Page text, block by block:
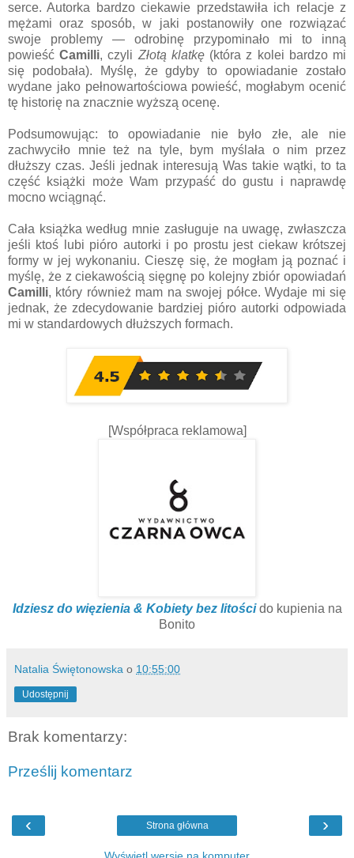
serce. Autorka bardzo ciekawie przedstawiła ich relacje z
mężami oraz sposób, w jaki postanowiły one rozwiązać
swoje problemy — odrobinę przypominało mi to inną
powieśćCamilli, czyli Złotą klatkę(która z kolei bardzo mi
się podobała). Myślę, że gdyby to opowiadanie zostało
wydane jako pełnowartościowa powieść, mogłabym ocenić
tę historię na znacznie wyższą ocenę.
Podsumowując: to opowiadanie nie było złe, ale nie
zachwyciło mnie też na tyle, bym myślała o nim przez
dłuższy czas. Jeśli jednak interesują Was takie wątki, to ta
część książki może Wam przypaść do gustu i naprawdę
mocno wciągnąć.
Cała książka według mnie zasługuje na uwagę, zwłaszcza
jeśli ktoś lubi pióro autorki i po prostu jest ciekaw krótszej
formy w jej wykonaniu. Cieszę się, że mogłam ją poznać i
myślę, że z ciekawością sięgnę po kolejny zbiór opowiadań
Camilli, który również mam na swojej półce. Wydaje mi się
jednak, że zdecydowanie bardziej pióro autorki odpowiada
mi w standardowych dłuższych formach.
[Współpraca reklamowa]
Idziesz do więzienia & Kobiety bez litoścido kupienia na
Bonito
Natalia Świętonowska o 10:55:00
Udostępnij
Brak komentarzy:
Prześlij komentarz
‹ ›
Strona główna